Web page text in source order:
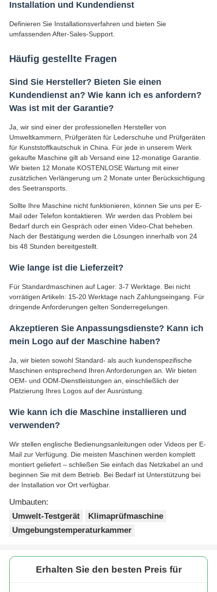
Installation und Kundendienst
Definieren Sie Installationsverfahren und bieten Sie
umfassenden After-Sales-Support.
Häufig gestellte Fragen
Sind Sie Hersteller? Bieten Sie einen
Kundendienst an? Wie kann ich es anfordern?
Was ist mit der Garantie?
Ja, wir sind einer der professionellen Hersteller von
Umweltkammern, Prüfgeräten für Lederschuhe und Prüfgeräten
für Kunststoffkautschuk in China. Für jede in unserem Werk
gekaufte Maschine gilt ab Versand eine 12-monatige Garantie.
Wir bieten 12 Monate KOSTENLOSE Wartung mit einer
zusätzlichen Verlängerung um 2 Monate unter Berücksichtigung
des Seetransports.
Sollte Ihre Maschine nicht funktionieren, können Sie uns per E-
Mail oder Telefon kontaktieren. Wir werden das Problem bei
Bedarf durch ein Gespräch oder einen Video-Chat beheben.
Nach der Bestätigung werden die Lösungen innerhalb von 24
bis 48 Stunden bereitgestellt.
Wie lange ist die Lieferzeit?
Für Standardmaschinen auf Lager: 3-7 Werktage. Bei nicht
vorrätigen Artikeln: 15-20 Werktage nach Zahlungseingang. Für
dringende Anforderungen gelten Sonderregelungen.
Akzeptieren Sie Anpassungsdienste? Kann ich
mein Logo auf der Maschine haben?
Ja, wir bieten sowohl Standard- als auch kundenspezifische
Maschinen entsprechend Ihren Anforderungen an. Wir bieten
OEM- und ODM-Dienstleistungen an, einschließlich der
Platzierung Ihres Logos auf der Ausrüstung.
Wie kann ich die Maschine installieren und
verwenden?
Wir stellen englische Bedienungsanleitungen oder Videos per E-
Mail zur Verfügung. Die meisten Maschinen werden komplett
montiert geliefert – schließen Sie einfach das Netzkabel an und
beginnen Sie mit dem Betrieb. Bei Bedarf ist Unterstützung bei
der Installation vor Ort verfügbar.
Umbauten:
Umwelt-Testgerät
Klimaprüfmaschine
Umgebungstemperaturkammer
Erhalten Sie den besten Preis für